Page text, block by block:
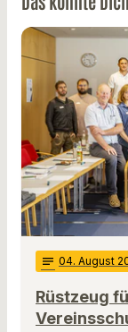
notes 04. August
Rüstzeug